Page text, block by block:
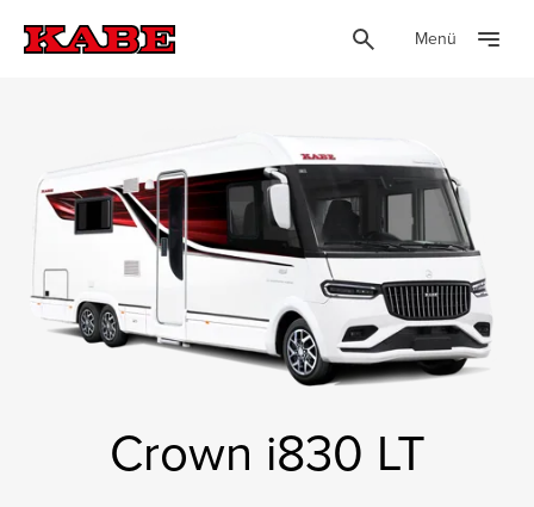
Menü
Crown i830 LT